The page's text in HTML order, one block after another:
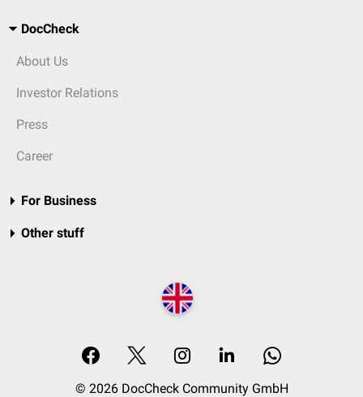
DocCheck
About Us
Investor Relations
Press
Career
For Business
Other stuff
© 2026 DocCheck Community GmbH